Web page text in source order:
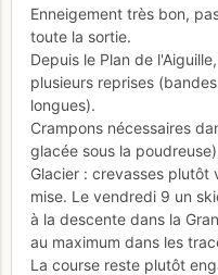
Enneigement très bon,
toute la sortie.
Depuis le Plan de
plusieurs reprises
longues).
Crampons nécessaires
glacée sous la
Glacier : crevasses plutôt
mise. Le vendredi 9 un
à la descente dans la
au maximum dans les
La course reste plutôt